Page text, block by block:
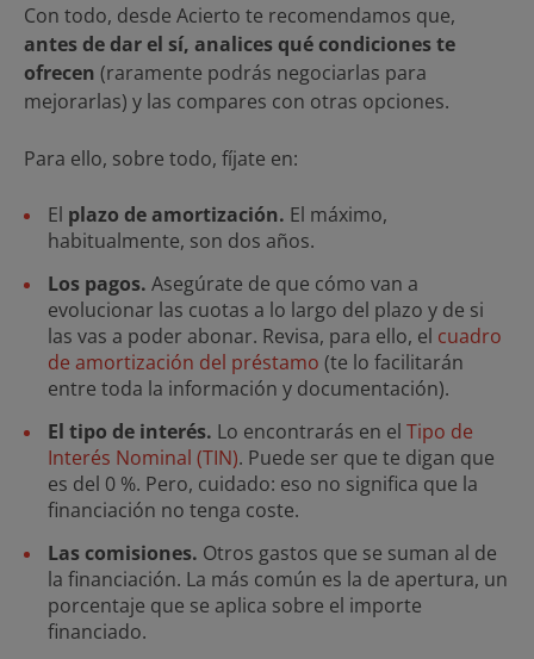
Con todo, desde Acierto te recomendamos que,
antes de dar el sí, analices qué condiciones te
ofrecen (raramente podrás negociarlas para
mejorarlas) y las compares con otras opciones.
Para ello, sobre todo, fíjate en:
El plazo de amortización. El máximo,
habitualmente, son dos años.
Los pagos. Asegúrate de que cómo van a
evolucionar las cuotas a lo largo del plazo y de si
las vas a poder abonar. Revisa, para ello, el cuadro
de amortización del préstamo (te lo facilitarán
entre toda la información y documentación).
El tipo de interés. Lo encontrarás en el Tipo de
Interés Nominal (TIN). Puede ser que te digan que
es del 0 %. Pero, cuidado: eso no significa que la
financiación no tenga coste.
Las comisiones. Otros gastos que se suman al de
la financiación. La más común es la de apertura, un
porcentaje que se aplica sobre el importe
financiado.